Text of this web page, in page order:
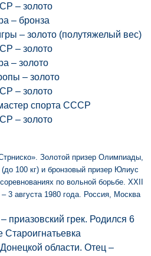
– золото
– бронза
– золото (полутяжелый вес)
– золото
– золото
– золото
– золото
спорта СССР
– золото
Золотой призер Олимпиады,
100 кг) и бронзовый призер Юлиус
по вольной борьбе. XXII
3 августа 1980 года. Россия, Москва
– приазовский грек. Родился 6
Староигнатьевка
области. Отец –